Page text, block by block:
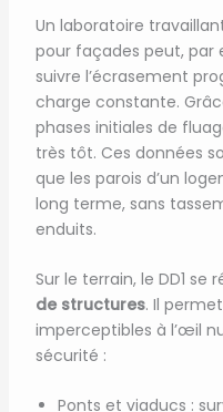
Un laboratoire
pour façades peut, par
suivre l’écrasement
charge constante.
phases initiales de
très tôt. Ces données
que les parois d’un
long terme, sans
enduits.
Sur le terrain, le DD1 se
de structures. Il
imperceptibles à l’œil
sécurité :
Ponts et viaducs :